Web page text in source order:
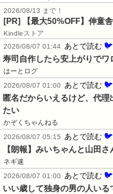
2026/08/13 まで！
[PR] 【最大50%OFF】伸童
Kindleストア
2026/08/07 01:44 あとで読む
寿司自作したら安上がりでワ
はーとログ
2026/08/07 01:00
あとで読む
匿名だからいえるけど、代
たい
かぞくちゃんねる
2026/08/07 05:15
あとで読む
【朗報】みいちゃんと山田
ネギ速
2026/08/07 01:00
あとで読む
いい歳して独身の男の人いる